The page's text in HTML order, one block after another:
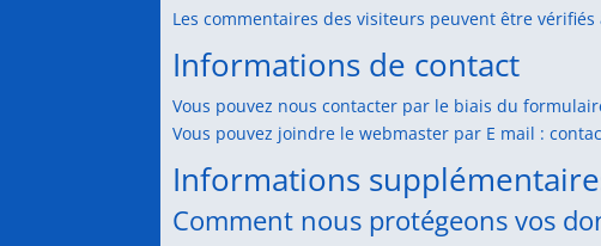
Les commentaires des visiteurs peuvent être
Informations de contact
Vous pouvez nous contacter par le biais du
Vous pouvez joindre le webmaster par E mail :
Informations
Comment nous protégeons vos